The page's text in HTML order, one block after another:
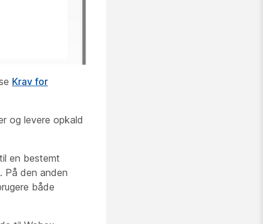
Krav for
og levere opkald
en bestemt
På den anden
både